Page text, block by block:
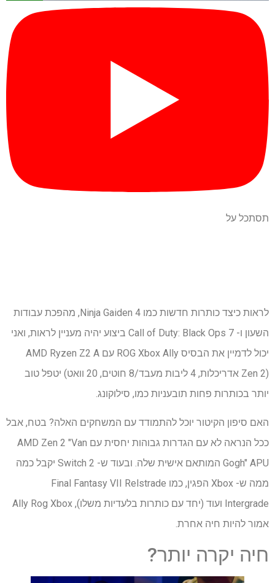
תסתכל על
לראות כיצד כותרות חדשות כמו Ninja Gaiden 4, מהפכת עבודות
השעון ו- Call of Duty: Black Ops 7 ביצוע יהיה מעניין לראות, ואני
יכול לדמיין את הבסיס ROG Xbox Ally עם AMD Ryzen Z2 A
(Zen 2 אדריכלות, 4 ליבות מעבד/8 חוטים, 20 וואט) יטפל טוב
יותר בכותרות פחות תובעניות כמו, סילוקונג.
האם סיפון הקיטור יוכל להתמודד עם המשחקים האלה? בטח, אבל
ככל הנראה לא עם הגדרות גבוהות יחסית עם AMD Zen 2 "Van
Gogh" APU המותאם אישית שלה. ובעוד ש- Switch 2 יקבל כמה
ממה ש- Xbox הפגין, כמו Final Fantasy VII Relstrade
Intergrade ועוד (יחד עם כותרות בלעדיות משלו), Ally Rog Xbox
אמור להיות חיה אחרת.
חיה יקרה יותר?